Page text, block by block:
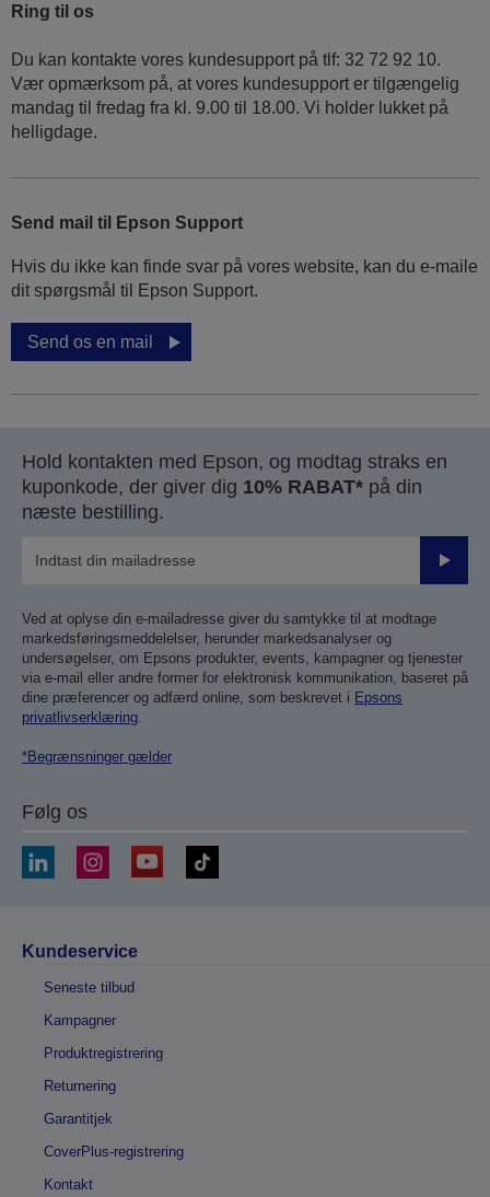
Ring til os
Du kan kontakte vores kundesupport på tlf: 32 72 92 10.
Vær opmærksom på, at vores kundesupport er tilgængelig
mandag til fredag ​​fra kl. 9.00 til 18.00. Vi holder lukket på
helligdage.
Send mail til Epson Support
Hvis du ikke kan finde svar på vores website, kan du e-maile
dit spørgsmål til Epson Support.
Send os en mail
Hold kontakten med Epson, og modtag straks en
kuponkode, der giver dig 10% RABAT* på din
næste bestilling.
Send
Ved at oplyse din e-mailadresse giver du samtykke til at modtage
markedsføringsmeddelelser, herunder markedsanalyser og
undersøgelser, om Epsons produkter, events, kampagner og tjenester
via e-mail eller andre former for elektronisk kommunikation, baseret på
dine præferencer og adfærd online, som beskrevet i Epsons
privatlivserklæring.
*Begrænsninger gælder
Følg os
Kundeservice
Seneste tilbud
Kampagner
Produktregistrering
Returnering
Garantitjek
CoverPlus-registrering
Kontakt